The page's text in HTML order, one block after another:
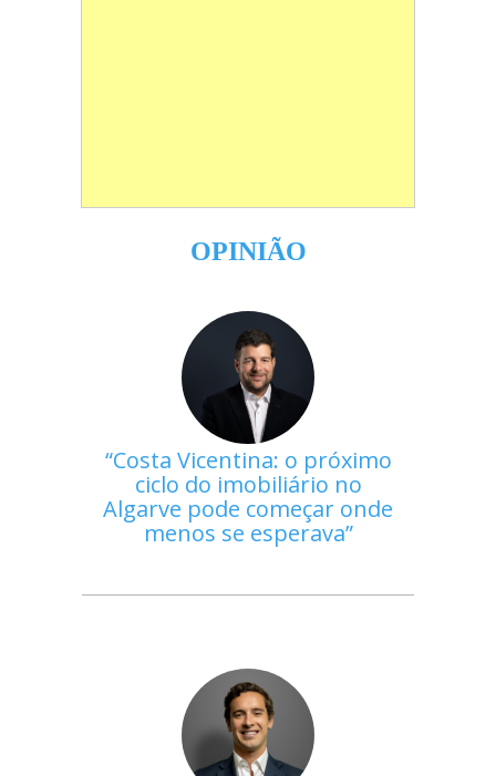
OPINIÃO
Costa Vicentina: o próximo
ciclo do imobiliário no
Algarve pode começar onde
menos se esperava